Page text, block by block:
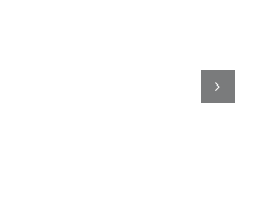
reklāma:
Iespējas